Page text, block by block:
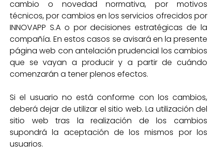
cambio o novedad normativa, por motivos
técnicos, por cambios en los servicios ofrecidos por
INNOVAPP S.A o por decisiones estratégicas de la
compañía. En estos casos se avisará en la presente
página web con antelación prudencial los cambios
que se vayan a producir y a partir de cuándo
comenzarán a tener plenos efectos.
Si el usuario no está conforme con los cambios,
deberá dejar de utilizar el sitio web. La utilización del
sitio web tras la realización de los cambios
supondrá la aceptación de los mismos por los
usuarios.